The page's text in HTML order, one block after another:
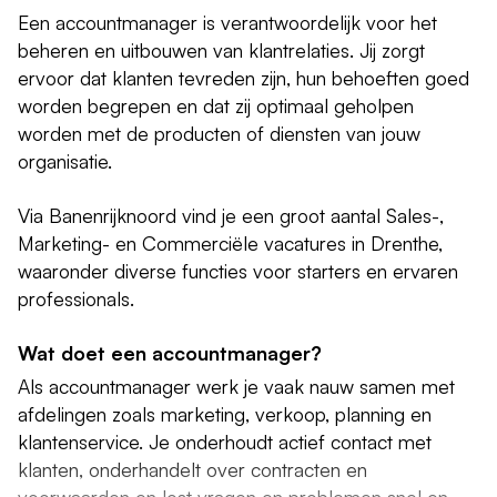
Een accountmanager is verantwoordelijk voor het
beheren en uitbouwen van klantrelaties. Jij zorgt
ervoor dat klanten tevreden zijn, hun behoeften goed
worden begrepen en dat zij optimaal geholpen
worden met de producten of diensten van jouw
organisatie.
Via Banenrijknoord vind je een groot aantal Sales-,
Marketing- en Commerciële vacatures in Drenthe,
waaronder diverse functies voor starters en ervaren
professionals.
Wat doet een accountmanager?
Als accountmanager werk je vaak nauw samen met
afdelingen zoals marketing, verkoop, planning en
klantenservice. Je onderhoudt actief contact met
klanten, onderhandelt over contracten en